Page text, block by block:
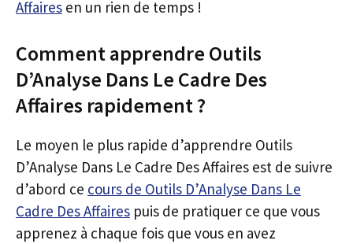
Affaires en un rien de temps !
Comment apprendre Outils
D’Analyse Dans Le Cadre Des
Affaires rapidement ?
Le moyen le plus rapide d’apprendre Outils
D’Analyse Dans Le Cadre Des Affaires est de suivre
d’abord ce cours de Outils D’Analyse Dans Le
Cadre Des Affaires puis de pratiquer ce que vous
apprenez à chaque fois que vous en avez